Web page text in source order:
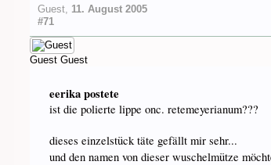
Guest, 11. August 2005
#71
Guest Guest
eerika postete
ist die polierte lippe onc. retemeyerianum???
dieses einzelstück täte gefällt mir sehr...
und den namen von dieser wuschelmütze